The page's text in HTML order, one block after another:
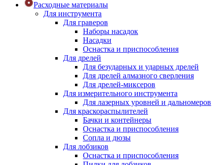
Расходные материалы
Для инструмента
Для граверов
Наборы насадок
Насадки
Оснастка и приспособления
Для дрелей
Для безударных и ударных дрелей
Для дрелей алмазного сверления
Для дрелей-миксеров
Для измерительного инструмента
Для лазерных уровней и дальномеров
Для краскораспылителей
Бачки и контейнеры
Оснастка и приспособления
Сопла и дюзы
Для лобзиков
Оснастка и приспособления